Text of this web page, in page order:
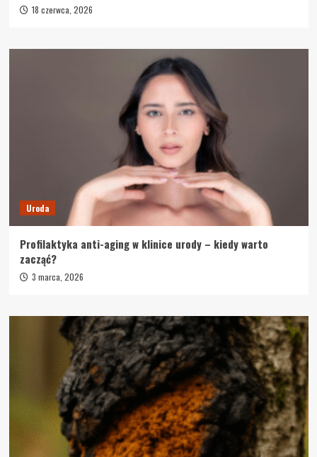
18 czerwca, 2026
Uroda
Profilaktyka anti-aging w klinice urody – kiedy warto
zacząć?
3 marca, 2026